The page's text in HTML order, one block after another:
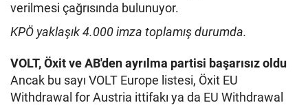
verilmesi çağrısında bulunuyor.
KPÖ yaklaşık 4.000 imza toplamış durumda.
VOLT, Öxit ve AB'den ayrılma partisi başarısız oldu
Ancak bu sayı VOLT Europe listesi, Öxit EU
Withdrawal for Austria ittifakı ya da EU Withdrawal